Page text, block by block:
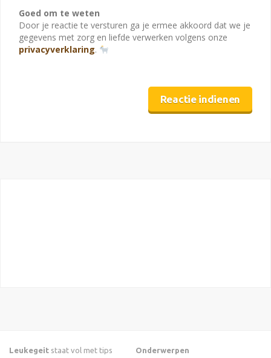
Goed om te weten
Door je reactie te versturen ga je ermee akkoord dat we je
gegevens met zorg en liefde verwerken volgens onze
privacyverklaring.
Leukegeit staat vol met tips Onderwerpen